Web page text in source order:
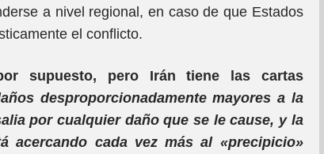
a nivel regional, en caso de que Estados
el conflicto.
supuesto, pero Irán tiene las cartas
desproporcionadamente mayores a la
por cualquier daño que se le cause, y la
acercando cada vez más al «precipicio»